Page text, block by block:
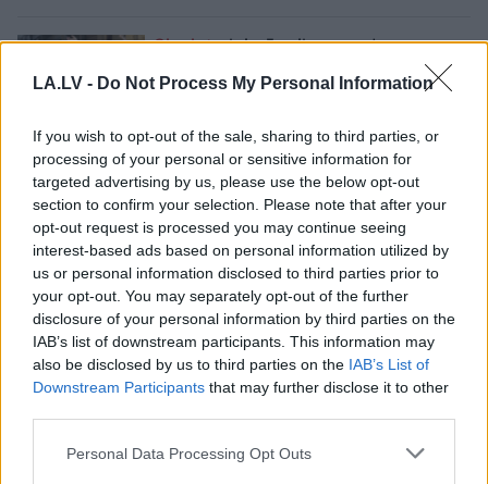
LA.LV - Do Not Process My Personal Information
If you wish to opt-out of the sale, sharing to third parties, or
processing of your personal or sensitive information for
targeted advertising by us, please use the below opt-out
section to confirm your selection. Please note that after your
opt-out request is processed you may continue seeing
interest-based ads based on personal information utilized by
us or personal information disclosed to third parties prior to
your opt-out. You may separately opt-out of the further
disclosure of your personal information by third parties on the
IAB’s list of downstream participants. This information may
also be disclosed by us to third parties on the IAB’s List of
Downstream Participants that may further disclose it to other
Please note that this website/app uses one or more Google
Personal Data Processing Opt Outs
Sievietelaimē milzu naudu,
pateicoties ChatGPT ieteikumam.
Tas, ko viņa izdarīja pēc laimesta
Vēlviens veiksminieks! Kāds
seniors “SuperBingo” laimējis prāvu
žūksni naudas
Jaunsliepājnieks vienā mirklī ar
sievas palīdzību kļuvis par
miljonāru! “Biļeti nopirku spontāni –
pēdējo pieejamo…”
“Laimests jāizmanto gudri, bet
noteikti palutināšu sevi ar
ceļojumu,” jau trešo reizi Latvijā
laimēts miljons eiro